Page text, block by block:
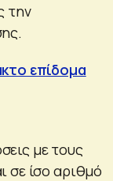
την
επίδομα
με τους
σε ίσο αριθμό